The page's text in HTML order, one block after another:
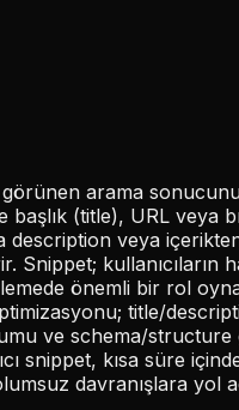
arama
başlık (title), URL veya
description veya içerikten
Snippet; kullanıcıların
önemli bir rol
title/
ve schema/structure
snippet, kısa süre
davranışlara yol